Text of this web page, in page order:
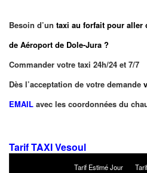
Besoin d’un taxi au forfait pour aller
de Aéroport de Dole-Jura ?
Commander votre taxi 24h/24 et 7/7
Dès l’acceptation de votre demande
EMAIL avec les coordonnées du
Tarif TAXI Vesoul
Tarif Estimé Jour